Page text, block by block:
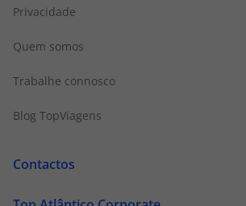
Privacidade
Quem somos
Trabalhe connosco
Blog TopViagens
Contactos